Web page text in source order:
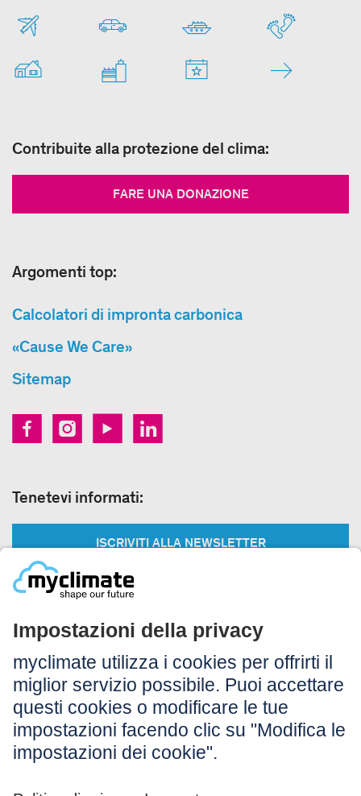
Contribuite alla protezione del clima:
FARE UNA DONAZIONE
Argomenti top:
Calcolatori di impronta carbonica
«Cause We Care»
Sitemap
Tenetevi informati:
ISCRIVITI ALLA NEWSLETTER
Legale:
Colophon
Avvertenza
CG
Protezione dei dati
Accessibilità